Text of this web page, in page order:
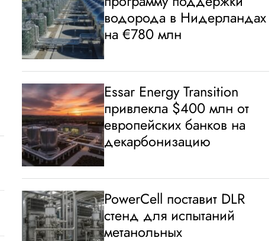
водорода в Нидерландах
на €780 млн
Essar Energy Transition
привлекла $400 млн от
европейских банков на
декарбонизацию
PowerCell поставит DLR
стенд для испытаний
метанольных